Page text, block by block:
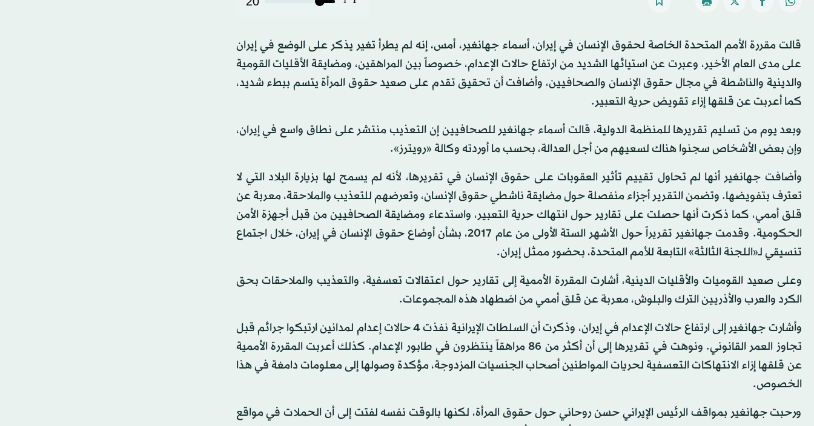
قالت مقررة الأمم المتحدة الخاصة لحقوق الإنسان في إيران، أسماء جهانغير، أمس، إنه لم يطرأ تغير يذكر على الوضع في إيران
على مدى العام الأخير، وعبرت عن استيائها الشديد من ارتفاع حالات الإعدام، خصوصاً بين المراهقين، ومضايقة الأقليات القومية
والدينية والناشطة في مجال حقوق الإنسان والصحافيين، وأضافت أن تحقيق تقدم على صعيد حقوق المرأة يتسم ببطء شديد،
كما أعربت عن قلقها إزاء تقويض حرية التعبير.
وبعد يوم من تسليم تقريرها للمنظمة الدولية، قالت أسماء جهانغير للصحافيين إن التعذيب منتشر على نطاق واسع في إيران،
وإن بعض الأشخاص سجنوا هناك لسعيهم من أجل العدالة، بحسب ما أوردته وكالة «رويترز».
وأضافت جهانغير أنها لم تحاول تقييم تأثير العقوبات على حقوق الإنسان في تقريرها، لأنه لم يسمح لها بزيارة البلاد التي لا
تعترف بتفويضها. وتضمن التقرير أجزاء منفصلة حول مضايقة ناشطي حقوق الإنسان، وتعرضهم للتعذيب والملاحقة، معربة عن
قلق أممي، كما ذكرت أنها حصلت على تقارير حول انتهاك حرية التعبير، واستدعاء ومضايقة الصحافيين من قبل أجهزة الأمن
الحكومية. وقدمت جهانغير تقريراً حول الأشهر الستة الأولى من عام 2017، بشأن أوضاع حقوق الإنسان في إيران، خلال اجتماع
تنسيقي لـ«اللجنة الثالثة» التابعة للأمم المتحدة، بحضور ممثل إيران.
وعلى صعيد القوميات والأقليات الدينية، أشارت المقررة الأممية إلى تقارير حول اعتقالات تعسفية، والتعذيب والملاحقات بحق
الكرد والعرب والأذريين الترك والبلوش، معربة عن قلق أممي من اضطهاد هذه المجموعات.
وأشارت جهانغير إلى ارتفاع حالات الإعدام في إيران، وذكرت أن السلطات الإيرانية نفذت 4 حالات إعدام لمدانين ارتبكوا جرائم قبل
تجاوز العمر القانوني. ونوهت في تقريرها إلى أن أكثر من 86 مراهقاً ينتظرون في طابور الإعدام. كذلك أعربت المقررة الأممية
عن قلقها إزاء الانتهاكات التعسفية لحريات المواطنين أصحاب الجنسيات المزدوجة، مؤكدة وصولها إلى معلومات دامغة في هذا
الخصوص.
ورحبت جهانغير بمواقف الرئيس الإيراني حسن روحاني حول حقوق المرأة، لكنها بالوقت نفسه لفتت إلى أن الحملات في مواقع